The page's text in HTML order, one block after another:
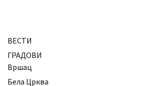
ВЕСТИ
ГРАДОВИ
Вршац
Бела Црква